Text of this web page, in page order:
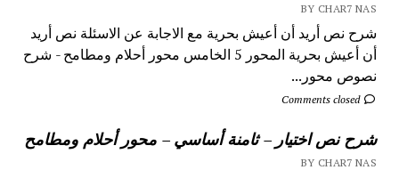
BY CHAR7 NAS
شرح نص أريد أن أعيش بحرية مع الاجابة عن الاسئلة نص أريد
أن أعيش بحرية المحور 5 الخامس محور أحلام ومطامح - شرح
نصوص محور...
Comments closed
شرح نص اختيار – ثامنة أساسي – محور أحلام ومطامح
BY CHAR7 NAS